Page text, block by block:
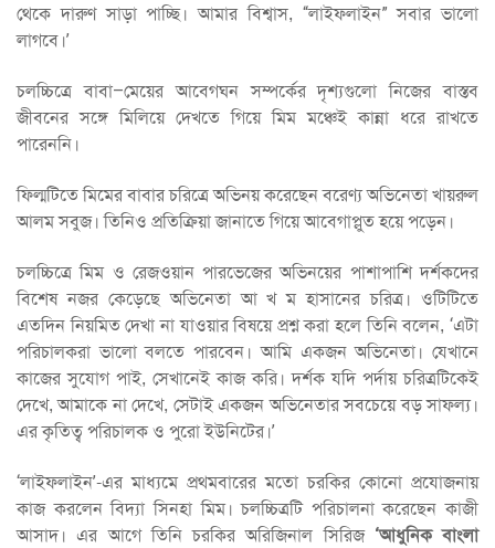
থেকে দারুণ সাড়া পাচ্ছি। আমার বিশ্বাস, “লাইফলাইন” সবার ভালো
লাগবে।’
চলচ্চিত্রে বাবা–মেয়ের আবেগঘন সম্পর্কের দৃশ্যগুলো নিজের বাস্তব
জীবনের সঙ্গে মিলিয়ে দেখতে গিয়ে মিম মঞ্চেই কান্না ধরে রাখতে
পারেননি।
ফিল্মটিতে মিমের বাবার চরিত্রে অভিনয় করেছেন বরেণ্য অভিনেতা খায়রুল
আলম সবুজ। তিনিও প্রতিক্রিয়া জানাতে গিয়ে আবেগাপ্লুত হয়ে পড়েন।
চলচ্চিত্রে মিম ও রেজওয়ান পারভেজের অভিনয়ের পাশাপাশি দর্শকদের
বিশেষ নজর কেড়েছে অভিনেতা আ খ ম হাসানের চরিত্র। ওটিটিতে
এতদিন নিয়মিত দেখা না যাওয়ার বিষয়ে প্রশ্ন করা হলে তিনি বলেন, ‘এটা
পরিচালকরা ভালো বলতে পারবেন। আমি একজন অভিনেতা। যেখানে
কাজের সুযোগ পাই, সেখানেই কাজ করি। দর্শক যদি পর্দায় চরিত্রটিকেই
দেখে, আমাকে না দেখে, সেটাই একজন অভিনেতার সবচেয়ে বড় সাফল্য।
এর কৃতিত্ব পরিচালক ও পুরো ইউনিটের।’
‘লাইফলাইন’-এর মাধ্যমে প্রথমবারের মতো চরকির কোনো প্রযোজনায়
কাজ করলেন বিদ্যা সিনহা মিম। চলচ্চিত্রটি পরিচালনা করেছেন কাজী
আসাদ। এর আগে তিনি চরকির অরিজিনাল সিরিজ ‘আধুনিক বাংলা